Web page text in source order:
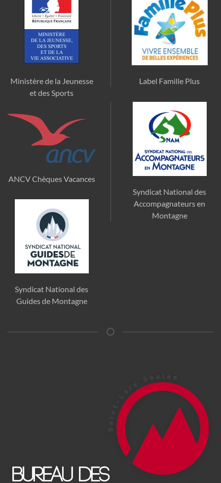
Ministère de la Jeunesse
et des Sports
Label Famille Plus
ANCV Chèques Vacances
Syndicat National des
Accompagnateurs en
Montagne
Syndicat National des
Guides de Montagne